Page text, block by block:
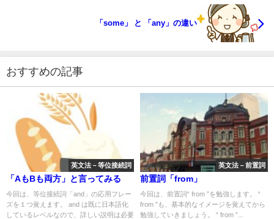
「some」 と 「any」の違い
おすすめの記事
英文法－等位接続詞
「AもBも両方」と言ってみる
今回は、等位接続詞「and」の応用フレー
ズを１つ覚えます。 and は既に日本語化
しているレベルなので、詳しい説明は必要
英文法－前置詞
前置詞「from」
今回は、前置詞“ from ”を勉強します。 “
from ”も、基本的なイメージを覚えてから
勉強していきましょう。 “ from ”...